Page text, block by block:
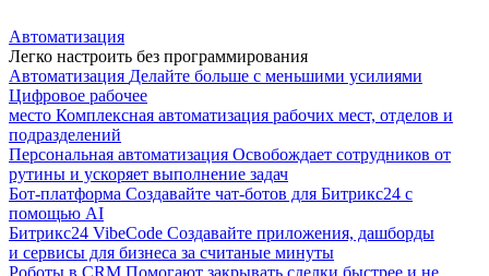
Автоматизация
Легко настроить без программирования
Автоматизация Делайте больше с меньшими усилиями
Цифровое рабочее
место Комплексная автоматизация рабочих мест, отделов и
подразделений
Персональная автоматизация Освобождает сотрудников от
рутины и ускоряет выполнение задач
Бот-платформа Создавайте чат-ботов для Битрикс24 с
помощью AI
Битрикс24 VibeCode Создавайте приложения, дашборды
и сервисы для бизнеса за считаные минуты
Роботы в CRM Помогают закрывать сделки быстрее и не